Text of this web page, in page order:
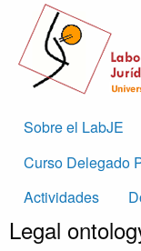
Skip to main content
Main
Sobre el LabJE
Curso Delegado
Actividades
Legal